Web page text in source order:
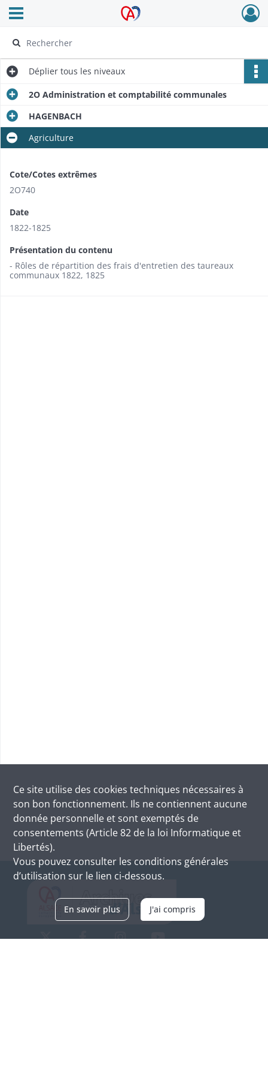
Archives Alsace - Colmar
Ouvrir le menu déroulant
Déplier tous les niveaux
2O Administration et comptabilité communales
HAGENBACH
Agriculture
Cote/Cotes extrêmes
2O740
Date
1822-1825
Présentation du contenu
- Rôles de répartition des frais d'entretien des taureaux
communaux 1822, 1825
Ce site utilise des cookies techniques nécessaires à
son bon fonctionnement. Ils ne contiennent aucune
donnée personnelle et sont exemptés de
consentements (Article 82 de la loi Informatique et
Libertés).
Vous pouvez consulter les conditions générales
d’utilisation sur le lien ci-dessous.
En savoir plus J'ai compris